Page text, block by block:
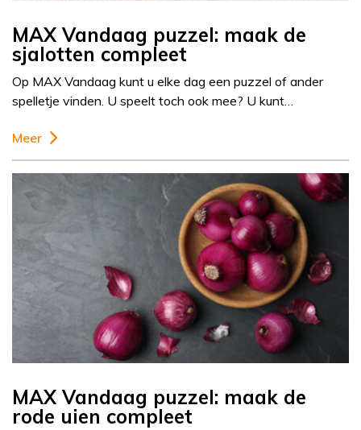
MAX Vandaag puzzel: maak de
sjalotten compleet
Op MAX Vandaag kunt u elke dag een puzzel of ander
spelletje vinden. U speelt toch ook mee? U kunt…
Meer
MAX Vandaag puzzel: maak de
rode uien compleet